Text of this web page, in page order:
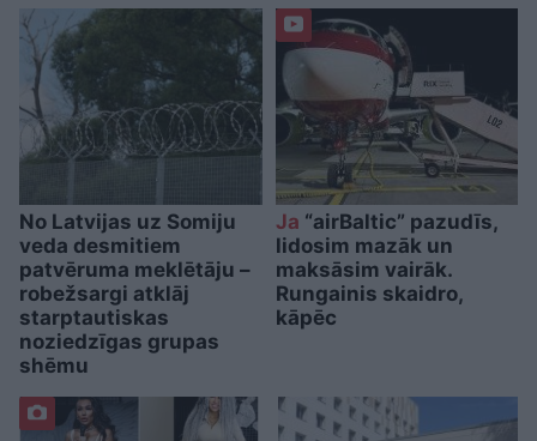
No Latvijas uz Somiju
veda desmitiem
patvēruma meklētāju –
robežsargi atklāj
starptautiskas
noziedzīgas grupas
shēmu
Ja “airBaltic” pazudīs,
lidosim mazāk un
maksāsim vairāk.
Rungainis skaidro,
kāpēc